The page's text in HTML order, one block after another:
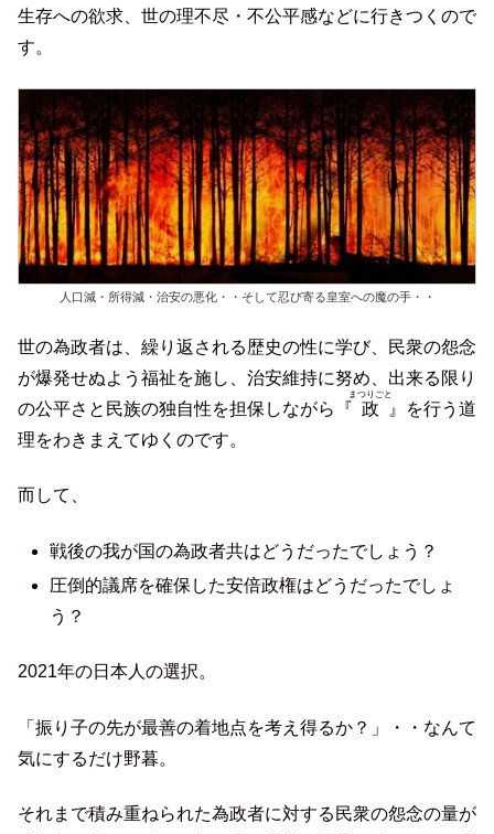
生存への欲求、世の理不尽・不公平感などに行きつくので
す。
人口減・所得減・治安の悪化・・そして忍び寄る皇室への魔の手・・
世の為政者は、繰り返される歴史の性に学び、民衆の怨念
が爆発せぬよう福祉を施し、治安維持に努め、出来る限り
の公平さと民族の独自性を担保しながら『 政
まつりごと
』を行う道
理をわきまえてゆくのです。
而して、
戦後の我が国の為政者共はどうだったでしょう？
圧倒的議席を確保した安倍政権はどうだったでしょ
う？
2021年の日本人の選択。
「振り子の先が最善の着地点を考え得るか？」・・なんて
気にするだけ野暮。
それまで積み重ねられた為政者に対する民衆の怨念の量が